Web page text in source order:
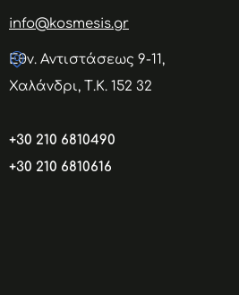
Εθν. Αντιστάσεως 9-11,
Χαλάνδρι, Τ.Κ. 152 32
+30 210 6810490
+30 210 6810616
info@kosmesis.gr